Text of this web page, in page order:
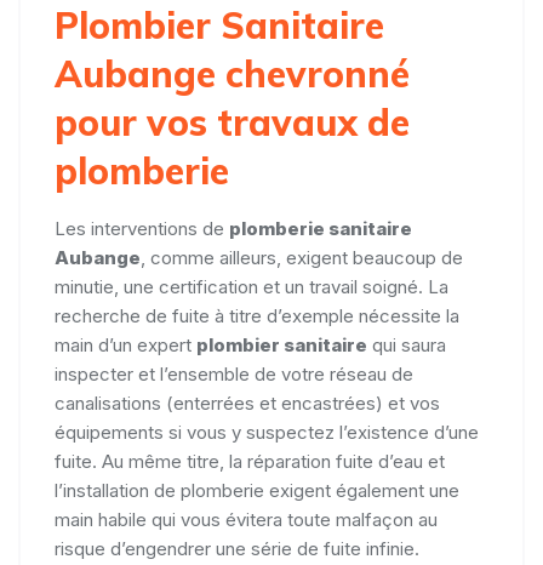
Plombier Sanitaire
Aubange chevronné
pour vos travaux de
plomberie
Les interventions de plomberie sanitaire
Aubange , comme ailleurs, exigent beaucoup de
minutie, une certification et un travail soigné. La
recherche de fuite à titre d’exemple nécessite la
main d’un expert plombier sanitaire qui saura
inspecter et l’ensemble de votre réseau de
canalisations (enterrées et encastrées) et vos
équipements si vous y suspectez l’existence d’une
fuite. Au même titre, la réparation fuite d’eau et
l’installation de plomberie exigent également une
main habile qui vous évitera toute malfaçon au
risque d’engendrer une série de fuite infinie.